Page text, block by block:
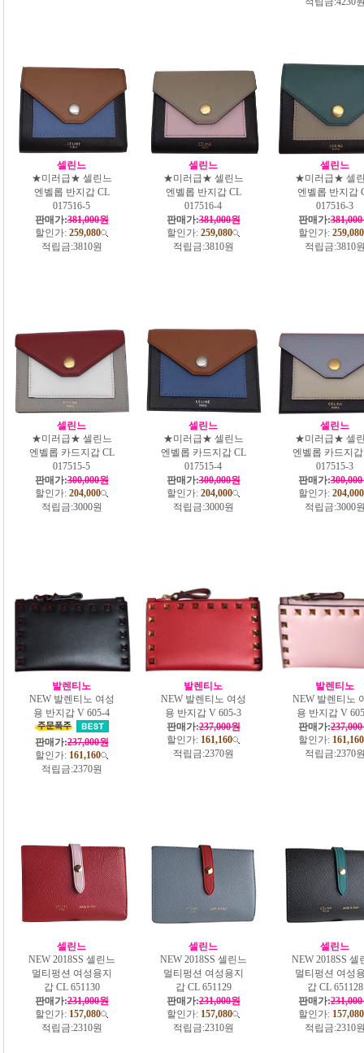
셀린느
★미러급★ 셀린느
엔벨롭 반지갑 CL
017516-5
판매가:381,000원
할인가: 259,080
적립금:3810원
셀린느
★미러급★ 셀린느
엔벨롭 반지갑 CL
017516-4
판매가:381,000원
할인가: 259,080
적립금:3810원
셀린느
★미러급★ 셀
엔벨롭 반지갑
017516-3
판매가:
할인가: 259,080
적립금:3810
셀린느
★미러급★ 셀린느
엔벨롭 카드지갑 CL
017515-5
판매가:300,000원
할인가: 204,000
적립금:3000원
셀린느
★미러급★ 셀린느
엔벨롭 카드지갑 CL
017515-4
판매가:300,000원
할인가: 204,000
적립금:3000원
셀린느
★미러급★ 셀
엔벨롭 카드지
017515-3
판매가:
할인가: 204,000
적립금:3000
발렌티노
NEW 발렌티노 여성
용 반지갑 V 605-4
판매가:237,000원
할인가: 161,160
적립금:2370원
발렌티노
NEW 발렌티노 여성
용 반지갑 V 605-3
판매가:237,000원
할인가: 161,160
적립금:2370원
발렌티노
NEW 발렌티노
용 반지갑 V
판매가:
할인가: 161,160
적립금:2370
셀린느
NEW 2018SS 셀린느
멀티펑션 여성용지
갑 CL 651130
판매가:231,000원
할인가: 157,080
적립금:2310원
셀린느
NEW 2018SS 셀린느
멀티펑션 여성용지
갑 CL 651129
판매가:231,000원
할인가: 157,080
적립금:2310원
셀린느
NEW 2018SS 셀
멀티펑션 여성
갑 CL 651128
판매가:
할인가: 157,080
적립금:2310